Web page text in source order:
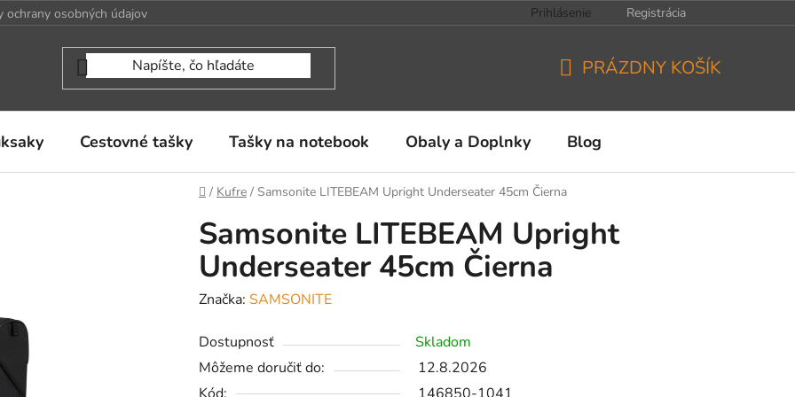
ochrany osobných údajov Prihlásenie Registrácia
KOŠÍK
PRÁZDNY KOŠÍK
Cestovné tašky Tašky na notebook Obaly a Doplnky Blog
Domov
/ Kufre / Samsonite LITEBEAM Upright Underseater 45cm Čierna
Samsonite LITEBEAM Upright
Underseater 45cm Čierna
Značka: SAMSONITE
Dostupnosť
Skladom
Môžeme doručiť do:
12.8.2026